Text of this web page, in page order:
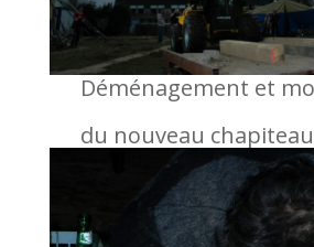
Déménagement et
du nouveau chapiteau